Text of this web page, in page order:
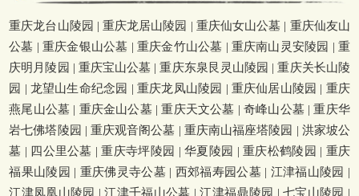
重庆龙台山陵园 | 重庆龙居山陵园 | 重庆仙女山公墓 | 重庆仙友山
公墓 |重庆金银山公墓 | 重庆金竹山公墓 | 重庆南山灵安陵园 | 重
庆明月陵园 | 重庆宝山公墓 |重庆东泉艮灵山陵园 |重庆关长山陵
园 | 龙望山生命纪念园 | 重庆龙凤山陵园 | 重庆仙居山陵园 | 重庆
燕尾山公墓 | 重庆金山公墓|重庆天文公墓 | 奇峰山公墓 |重庆华
岩七佛塔陵园 | 重庆观音阁公墓 | 重庆南山福座塔陵园 | 洪家坡公
墓 | 四公里公墓 |重庆寺坪陵园 |华夏陵园 | 重庆松鹤陵园 | 重庆
福果山陵园 | 重庆佛灵寺公墓| 西郊福寿园公墓| 江津福山陵园 |
江津凤凰山陵园 |江津千福山公墓 |江津福鼎陵园 | 七宝山陵园 |